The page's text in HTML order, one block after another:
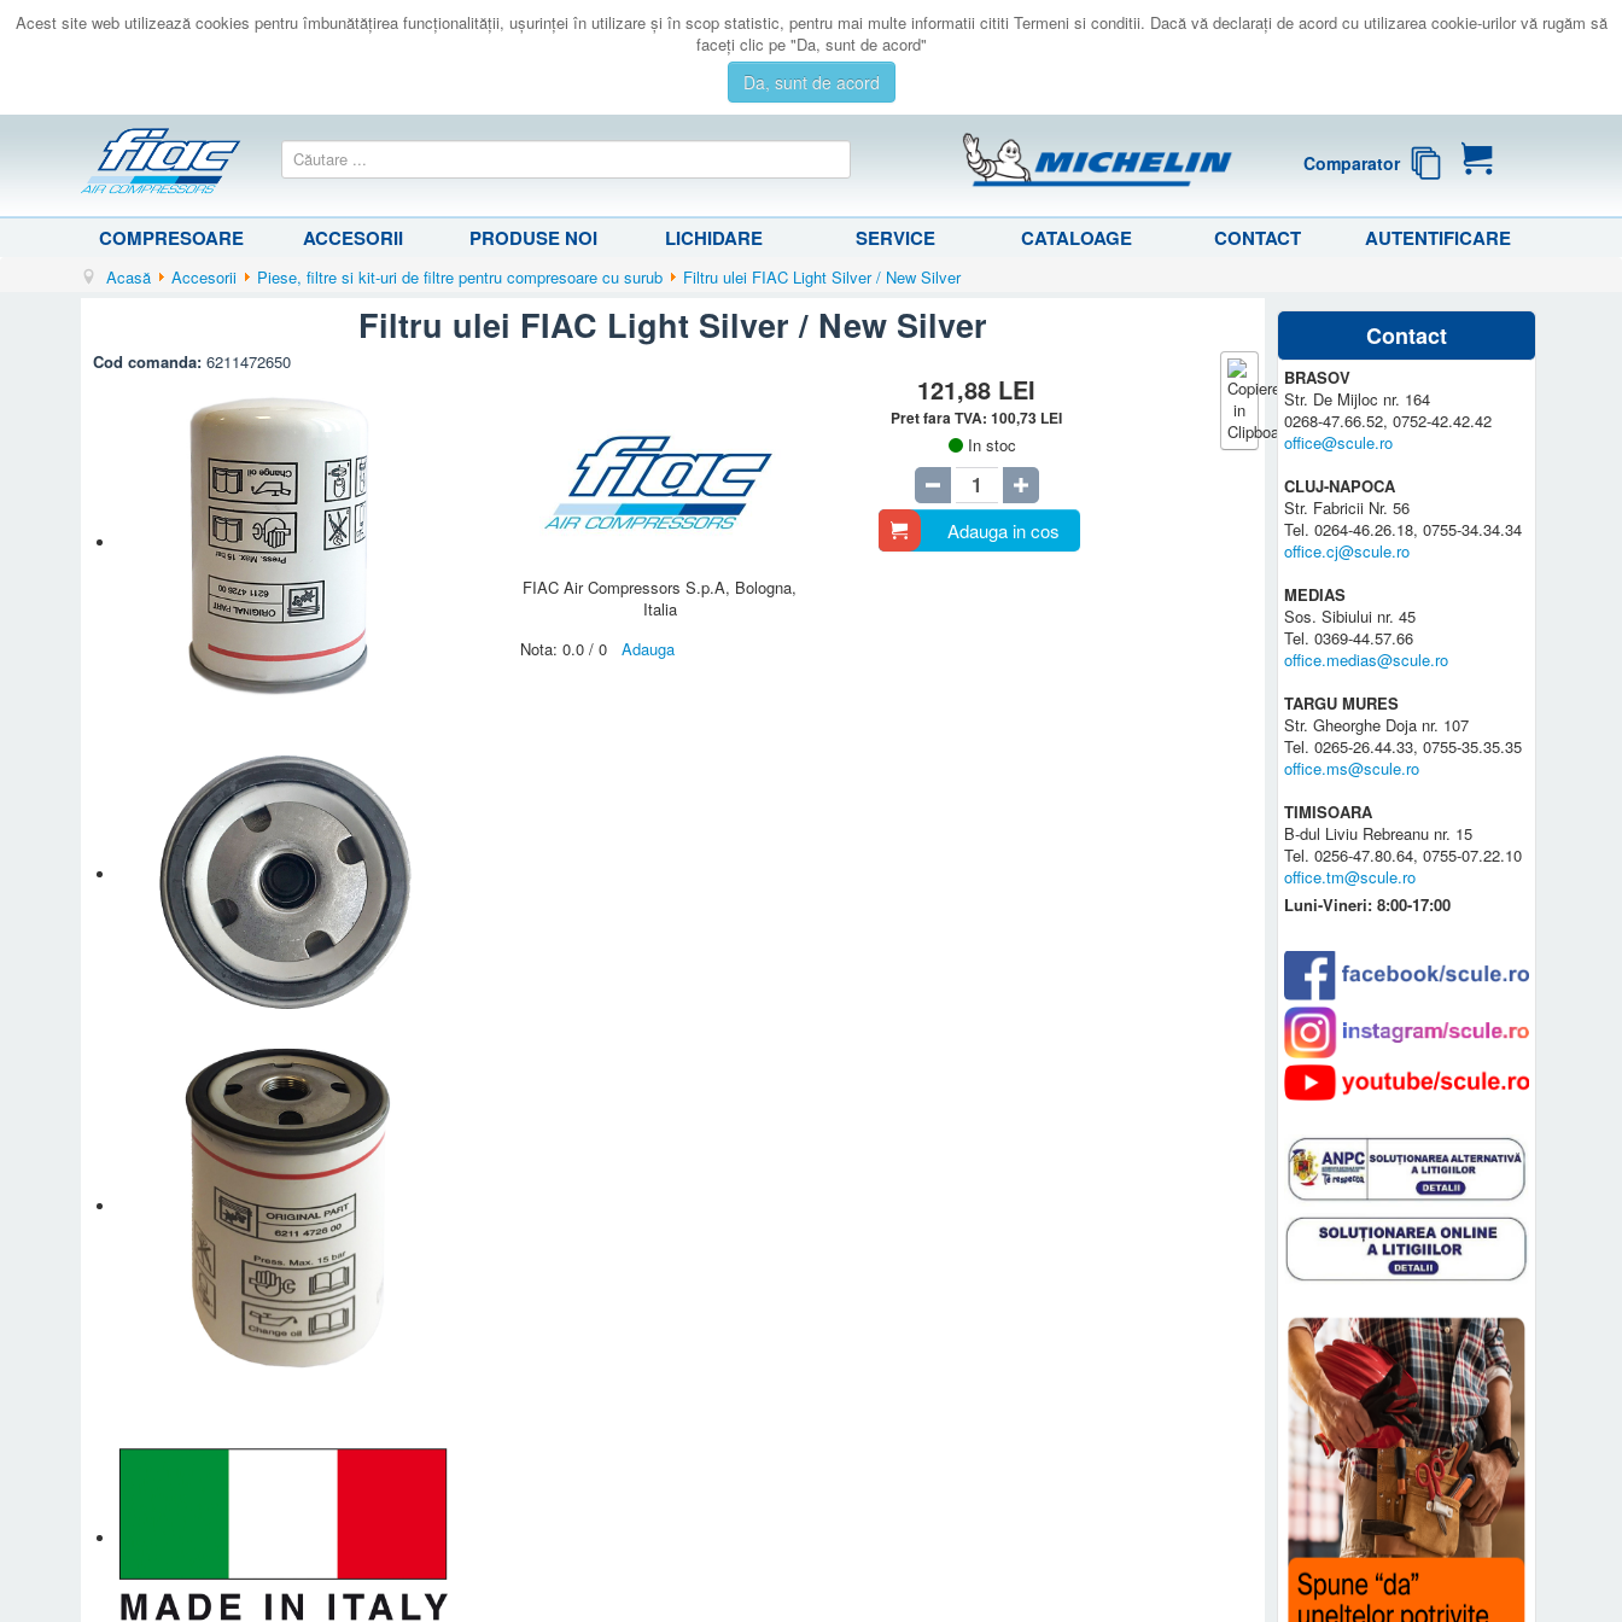
Acest site web utilizează cookies pentru îmbunătăţirea funcţionalităţii, uşurinţei în utilizare şi în scop statistic, pentru mai multe informatii cititi Termeni si conditii. Dacă vă declaraţi de acord cu utilizarea cookie-urilor vă rugăm să
faceţi clic pe "Da, sunt de acord"
Da, sunt de acord
Comparator
COMPRESOARE ACCESORII PRODUSE NOI LICHIDARE SERVICE CATALOAGE CONTACT AUTENTIFICARE
Acasă Accesorii Piese, filtre si kit-uri de filtre pentru compresoare cu surub Filtru ulei FIAC Light Silver / New Silver
Filtru ulei FIAC Light Silver / New Silver
Cod comanda:6211472650
FIAC Air Compressors S.p.A, Bologna,
Italia
Nota: 0.0 / 0 Adauga
121,88 LEI
Pret fara TVA:100,73 LEI
In stoc
Adauga in cos
Contact
BRASOV
Str. De Mijloc nr. 164
0268-47.66.52, 0752-42.42.42
office@scule.ro
CLUJ-NAPOCA
Str. Fabricii Nr. 56
Tel. 0264-46.26.18, 0755-34.34.34
office.cj@scule.ro
MEDIAS
Sos. Sibiului nr. 45
Tel. 0369-44.57.66
office.medias@scule.ro
TARGU MURES
Str. Gheorghe Doja nr. 107
Tel. 0265-26.44.33, 0755-35.35.35
office.ms@scule.ro
TIMISOARA
B-dul Liviu Rebreanu nr. 15
Tel. 0256-47.80.64, 0755-07.22.10
office.tm@scule.ro
Luni-Vineri: 8:00-17:00